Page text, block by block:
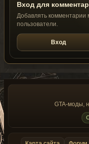
Вход для
Добавлять комментарии
пользователи.
Вход
GTA-моды,